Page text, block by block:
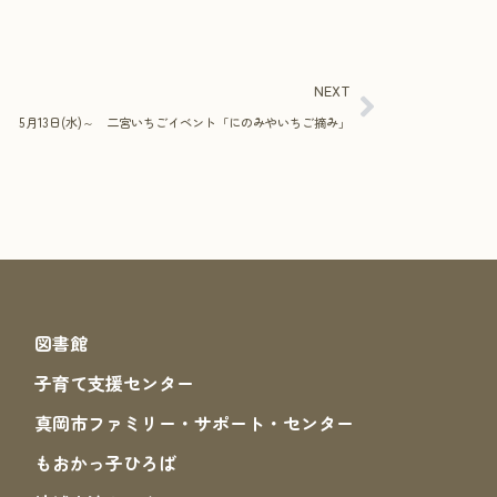
NEXT
5月13日(水)～ 二宮いちごイベント「にのみやいちご摘み」
図書館
子育て支援センター
真岡市ファミリー・サポート・センター
もおかっ子ひろば